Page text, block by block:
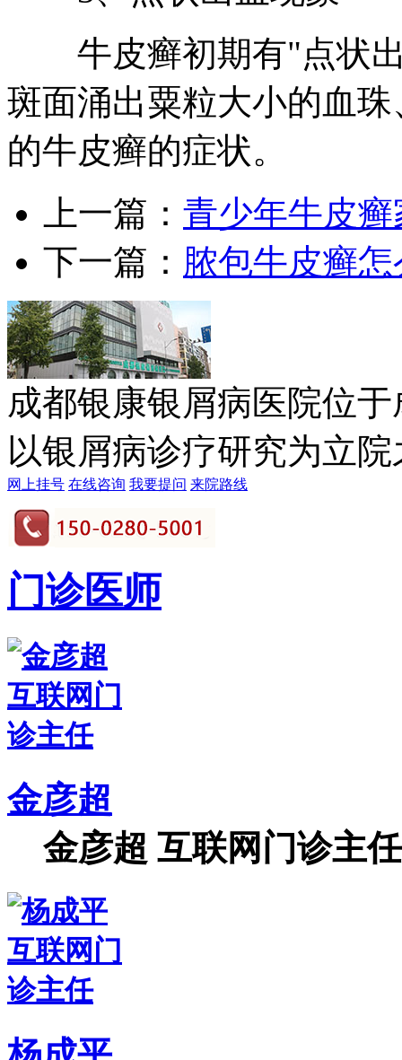
牛皮癣初期有"点状出
斑面涌出粟粒大小的血
的牛皮癣的症状。
上一篇： 青少年牛皮
下一篇： 脓包牛皮癣
成都银康银屑病医院位
以银屑病诊疗研究为立院
网上挂号 在线咨询 我要提问 来院路线
门诊医师
金彦超
金彦超 互联网门诊主